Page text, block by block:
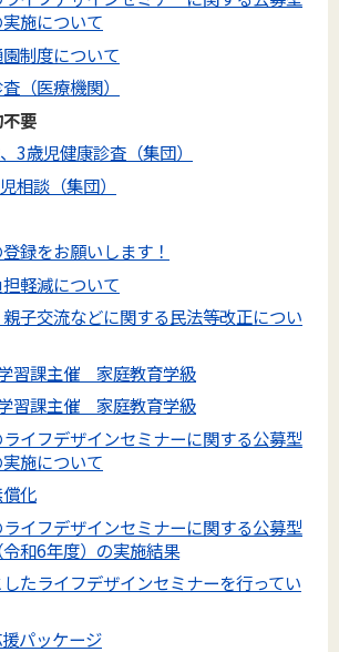
施について
制度について
（医療機関）
要
3歳児健康診査（集団）
相談（集団）
録をお願いします！
軽減について
子交流などに関する民法等改正につい
習課主催 家庭教育学級
習課主催 家庭教育学級
イフデザインセミナーに関する公募型
施について
化
イフデザインセミナーに関する公募型
和6年度）の実施結果
たライフデザインセミナーを行ってい
パッケージ